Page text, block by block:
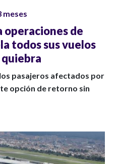
meses
operaciones de
todos sus vuelos
pasajeros afectados por
opción de retorno sin